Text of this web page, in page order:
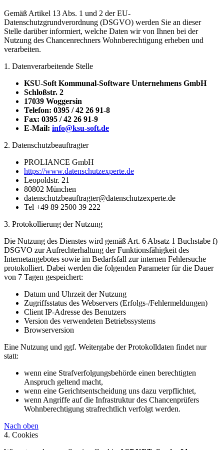
Gemäß Artikel 13 Abs. 1 und 2 der EU-
Datenschutzgrundverordnung (DSGVO) werden Sie an dieser
Stelle darüber informiert, welche Daten wir von Ihnen bei der
Nutzung des Chancenrechners Wohnberechtigung erheben und
verarbeiten.
1. Datenverarbeitende Stelle
KSU-Soft Kommunal-Software Unternehmens GmbH
Schloßstr. 2
17039 Woggersin
Telefon: 0395 / 42 26 91-8
Fax: 0395 / 42 26 91-9
E-Mail: info@ksu-soft.de
2. Datenschutzbeauftragter
PROLIANCE GmbH
https://www.datenschutzexperte.de
Leopoldstr. 21
80802 München
datenschutzbeauftragter@datenschutzexperte.de
Tel +49 89 2500 39 222
3. Protokollierung der Nutzung
Die Nutzung des Dienstes wird gemäß Art. 6 Absatz 1 Buchstabe f)
DSGVO zur Aufrechterhaltung der Funktionsfähigkeit des
Internetangebotes sowie im Bedarfsfall zur internen Fehlersuche
protokolliert. Dabei werden die folgenden Parameter für die Dauer
von 7 Tagen gespeichert:
Datum und Uhrzeit der Nutzung
Zugriffsstatus des Webservers (Erfolgs-/Fehlermeldungen)
Client IP-Adresse des Benutzers
Version des verwendeten Betriebssystems
Browserversion
Eine Nutzung und ggf. Weitergabe der Protokolldaten findet nur
statt:
wenn eine Strafverfolgungsbehörde einen berechtigten
Anspruch geltend macht,
wenn eine Gerichtsentscheidung uns dazu verpflichtet,
wenn Angriffe auf die Infrastruktur des Chancenprüfers
Wohnberechtigung strafrechtlich verfolgt werden.
Nach oben
4. Cookies